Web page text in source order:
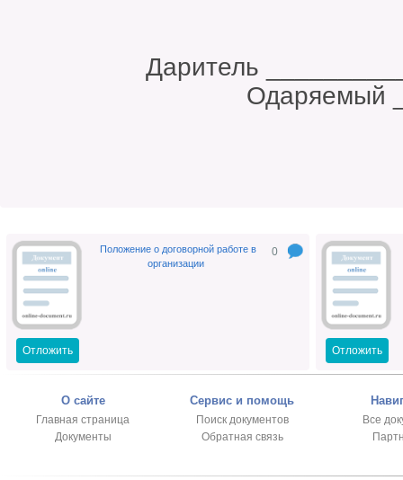
Даритель
Одаряемый
0
Положение о договорной работе в
организации
Отложить Отложить
О сайте
Главная страница
Документы
Сервис и помощь
Поиск документов
Обратная связь
Все